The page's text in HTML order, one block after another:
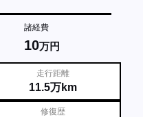
諸経費
10万円
走行距離
11.5万km
修復歴